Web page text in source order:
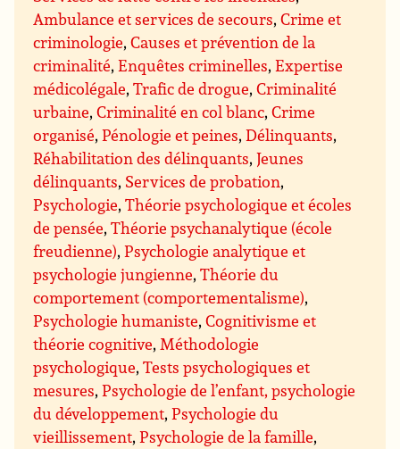
Ambulance et services de secours,Crime et
criminologie,Causes et prévention de la
criminalité,Enquêtes criminelles,Expertise
médicolégale,Trafic de drogue,Criminalité
urbaine,Criminalité en col blanc,Crime
organisé,Pénologie et peines,Délinquants,
Réhabilitation des délinquants,Jeunes
délinquants, Services de probation,
Psychologie,Théorie psychologique et écoles
de pensée,Théorie psychanalytique (école
freudienne),Psychologie analytique et
psychologie jungienne,Théorie du
comportement (comportementalisme),
Psychologie humaniste,Cognitivisme et
théorie cognitive,Méthodologie
psychologique,Tests psychologiques et
mesures,Psychologie de l’enfant, psychologie
du développement,Psychologie du
vieillissement,Psychologie de la famille,